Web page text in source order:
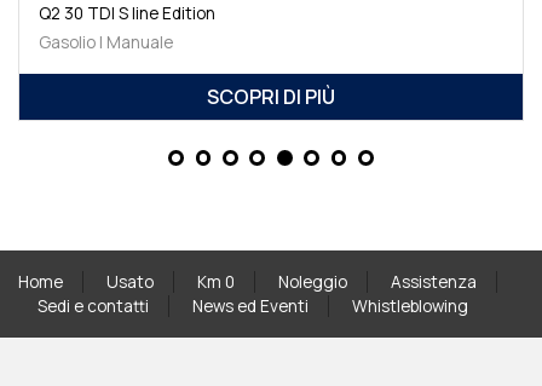
Q2 30 TDI S line Edition
Gasolio | Manuale
SCOPRI DI PIÙ
Home Usato Km 0 Noleggio
Assistenza
Sedi e contatti
News ed Eventi Whistleblowing